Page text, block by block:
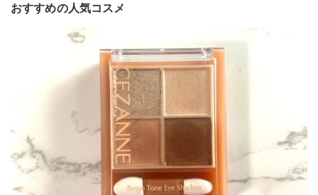
おすすめの人気コスメ